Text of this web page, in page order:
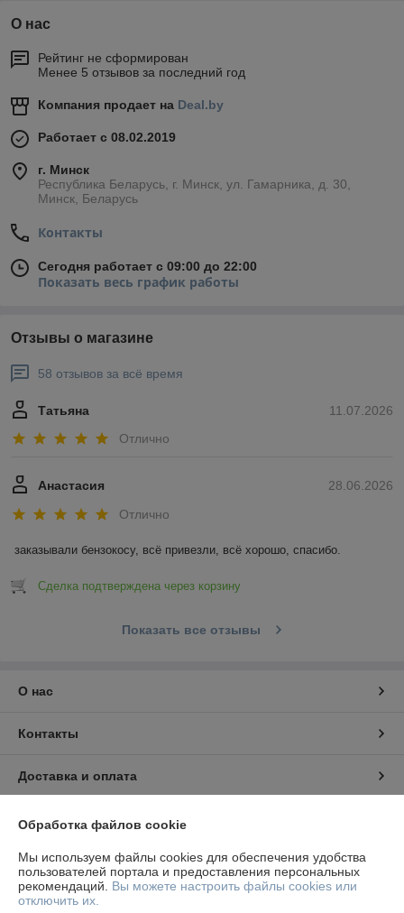
О нас
Рейтинг не сформирован
Менее 5 отзывов за последний год
Компания продает на Deal.by
Работает с 08.02.2019
г. Минск
Республика Беларусь, г. Минск, ул. Гамарника, д. 30,
Минск, Беларусь
Контакты
Сегодня работает с 09:00 до 22:00
Показать весь график работы
Отзывы о магазине
58 отзывов за всё время
11.07.2026
Татьяна
Отлично
28.06.2026
Анастасия
Отлично
заказывали бензокосу, всё привезли, всё хорошо, спасибо.
Сделка подтверждена через корзину
Показать все отзывы
О нас
Контакты
Доставка и оплата
График работы
Полная версия сайта
Политика обработки cookies
Обработка файлов cookie
Мы используем файлы cookies для обеспечения удобства
пользователей портала и предоставления персональных
рекомендаций. Вы можете настроить файлы cookies или
отключить их.